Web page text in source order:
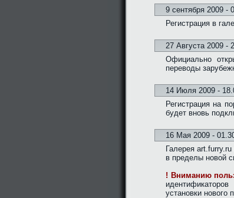
9 сентября 2009 -
Регистрация в
27 Августа 2009 -
Официально
переводы
14 Июля 2009 -
Регистрация на
будет вновь
16 Мая 2009 -
Галерея
в пределы новой
! Вниманию
установки нового